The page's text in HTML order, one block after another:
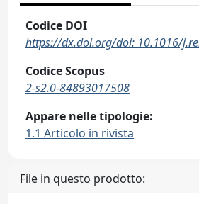
Codice DOI
https://dx.doi.org/doi: 10.1016/
Codice Scopus
2-s2.0-84893017508
Appare nelle tipologie:
1.1 Articolo in rivista
File in questo prodotto: